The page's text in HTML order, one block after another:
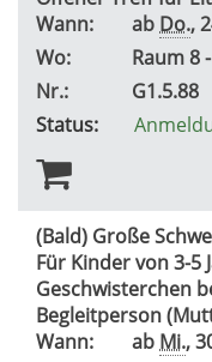
Wann:
ab Do.,
Wo:
Raum 8
Nr.:
G1.5.88
Status:
(Bald) Große
Für Kinder von 3-5
Geschwisterchen
Begleitperson
Wann:
ab Mi.,